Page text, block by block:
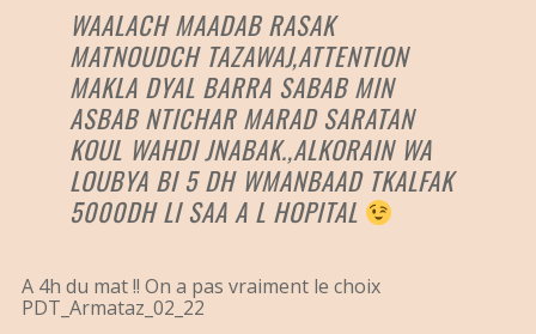
WAALACH MAADAB RASAK
MATNOUDCH TAZAWAJ,ATTENTION
MAKLA DYAL BARRA SABAB MIN
ASBAB NTICHAR MARAD SARATAN
KOUL WAHDI JNABAK.,ALKORAIN WA
LOUBYA BI 5 DH WMANBAAD TKALFAK
5000DH LI SAA A L HOPITAL
A 4h du mat !! On a pas vraiment le choix
PDT_Armataz_02_22